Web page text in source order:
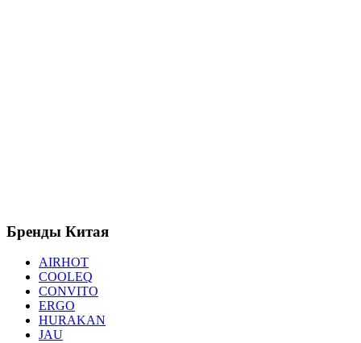
Бренды Китая
AIRHOT
COOLEQ
CONVITO
ERGO
HURAKAN
JAU